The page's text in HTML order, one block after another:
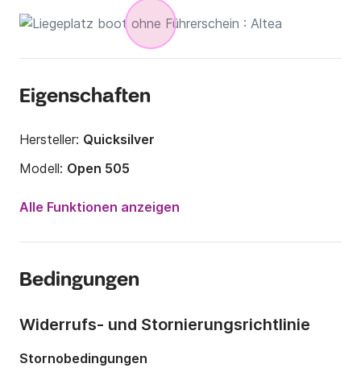
Eigenschaften
Hersteller: Quicksilver
Modell: Open 505
Anzahl Plätze an Bord:
Alle Funktionen anzeigen
Bedingungen
Widerrufs- und Stornierungsrichtlinie
Stornobedingungen